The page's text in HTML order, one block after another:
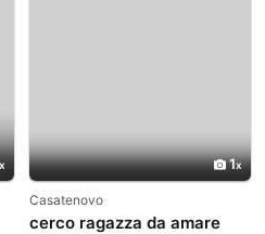
1
Casatenovo
cerco ragazza da amare